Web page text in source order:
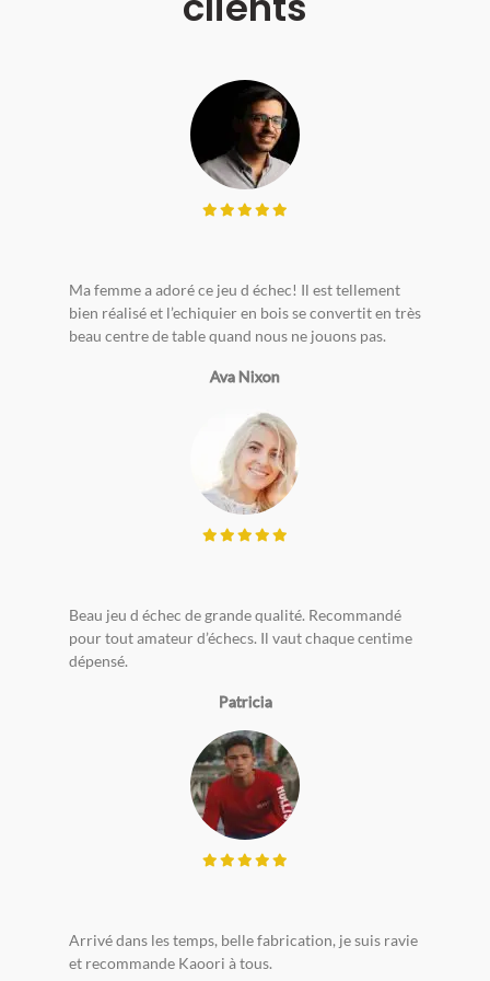
Ma femme a adoré ce jeu d échec! Il est tellement
bien réalisé et l’echiquier en bois se convertit en très
beau centre de table quand nous ne jouons pas.
Ava Nixon
Beau jeu d échec de grande qualité. Recommandé
pour tout amateur d’échecs. Il vaut chaque centime
dépensé.
Patricia
Arrivé dans les temps, belle fabrication, je suis ravie
et recommande Kaoori à tous.